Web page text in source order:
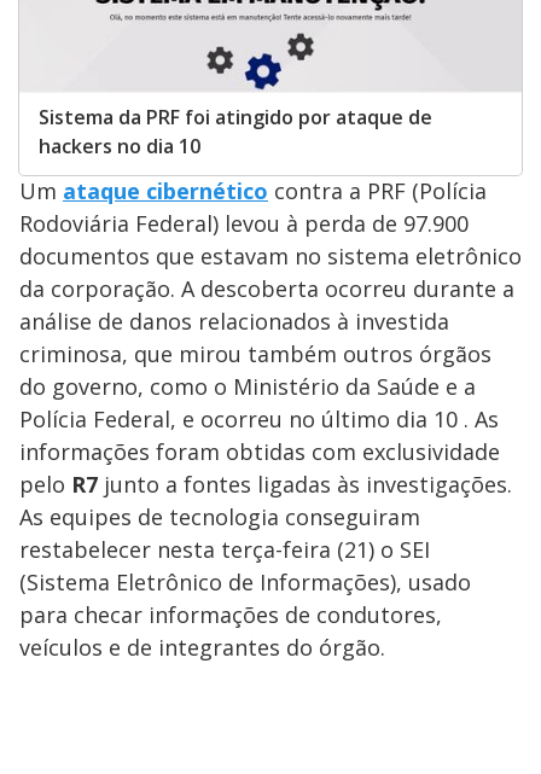
Sistema da PRF foi atingido por ataque de
hackers no dia 10
Um ataque cibernético contra a PRF (Polícia
Rodoviária Federal) levou à perda de 97.900
documentos que estavam no sistema eletrônico
da corporação. A descoberta ocorreu durante a
análise de danos relacionados à investida
criminosa, que mirou também outros órgãos
do governo, como o Ministério da Saúde e a
Polícia Federal, e ocorreu no último dia 10 . As
informações foram obtidas com exclusividade
pelo R7 junto a fontes ligadas às investigações.
As equipes de tecnologia conseguiram
restabelecer nesta terça-feira (21) o SEI
(Sistema Eletrônico de Informações), usado
para checar informações de condutores,
veículos e de integrantes do órgão.